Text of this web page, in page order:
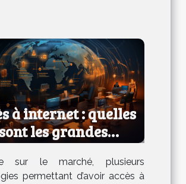
à internet : quelles
les grandes
technologies ?
sur le marché, plusieurs
permettant d’avoir accès à